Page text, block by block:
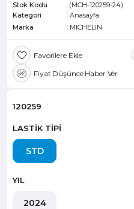
Stok Kodu
(MCH-120259-24)
Kategori
: Anasayfa
Marka
: MICHELIN
Favorilere Ekle
Fiyat Düşünce Haber Ver
120259
LASTİK TİPİ
STD
YIL
2024